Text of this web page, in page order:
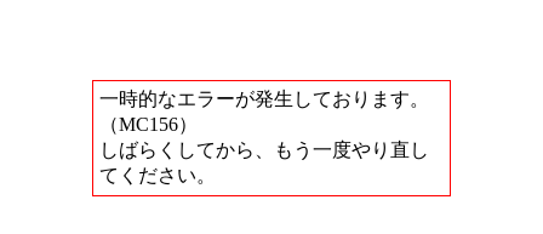
一時的なエラーが発生しております。
（MC156）
しばらくしてから、もう一度やり直し
てください。